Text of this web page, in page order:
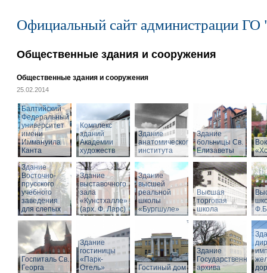
Официальный сайт администрации ГО
Общественные здания и сооружения
Общественные здания и сооружения
25.02.2014
Балтийский
Федеральный
университет
имени
Иммануила
Канта
Комплекс
зданий
Академии
художеств
Здание
анатомического
института
Здание
больницы Св.
Елизаветы
Здание
Восточно-
прусского
учебного
заведения
для слепых
Здание
выставочного
зала
«Кунстхалле»
(арх. Ф. Ларс)
Здание
высшей
реальной
школы
«Бургшуле»
Высшая
торговая
школа
Госпиталь Св.
Георга
Здание
гостиницы
«Парк-
Отель»
Гостиный дом
Здание
Государственного
архива